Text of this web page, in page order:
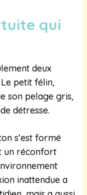
qui
deux
petit félin,
son pelage gris,
détresse.
s’est formé
un réconfort
inattendue a